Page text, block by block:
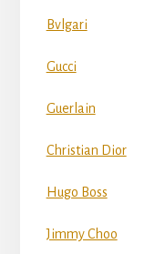
Bvlgari
Gucci
Guerlain
Christian Dior
Hugo Boss
Jimmy Choo